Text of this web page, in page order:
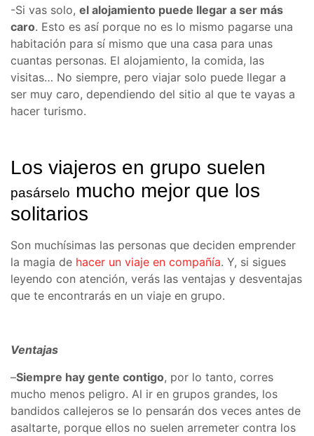
-Si vas solo, el alojamiento puede llegar a ser más
caro. Esto es así porque no es lo mismo pagarse una
habitación para sí mismo que una casa para unas
cuantas personas. El alojamiento, la comida, las
visitas… No siempre, pero viajar solo puede llegar a
ser muy caro, dependiendo del sitio al que te vayas a
hacer turismo.
Los viajeros en grupo suelen
pasárselo mucho mejor que los
solitarios
Son muchísimas las personas que deciden emprender
la magia de hacer un viaje en compañía. Y, si sigues
leyendo con atención, verás las ventajas y desventajas
que te encontrarás en un viaje en grupo.
Ventajas
–Siempre hay gente contigo, por lo tanto, corres
mucho menos peligro. Al ir en grupos grandes, los
bandidos callejeros se lo pensarán dos veces antes de
asaltarte, porque ellos no suelen arremeter contra los